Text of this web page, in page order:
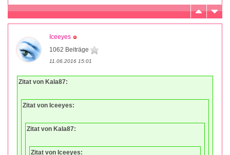
Iceeyes
1062 Beiträge
11.06.2016 15:01
Zitat von Kala87:
Zitat von Iceeyes:
Zitat von Kala87:
Zitat von Iceeyes: